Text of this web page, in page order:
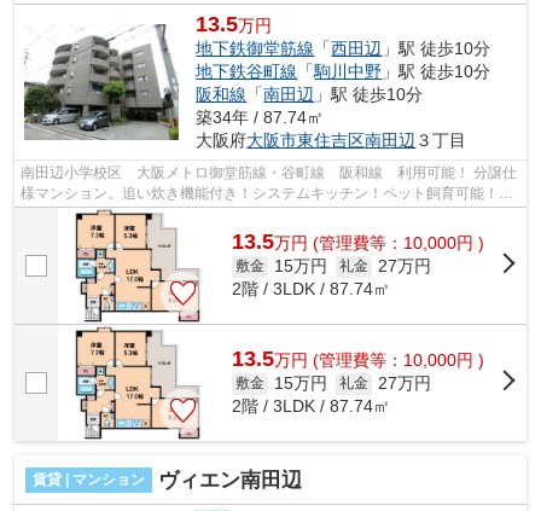
13.5万円
地下鉄御堂筋線 「西田辺 」駅 徒歩10分
地下鉄谷町線 「駒川中野 」駅 徒歩10分
阪和線 「南田辺 」駅 徒歩10分
築34年 / 87.74㎡
大阪府大阪市東住吉区南田辺 ３丁目
南田辺小学校区 大阪メトロ御堂筋線・谷町線 阪和線 利用可能！ 分譲仕
様マンション。追い炊き機能付き！システムキッチン！ペット飼育可能！
■□■□■□■□■□■□■□■□■□■□■□■□■□■□■□■□■...
13.5万円 (管理費等：10,000円 )
敷金 15万円 礼金 27万円
2階 / 3LDK / 87.74㎡
13.5万円 (管理費等：10,000円 )
敷金 15万円 礼金 27万円
2階 / 3LDK / 87.74㎡
賃貸 | マンション ヴィエン南田辺